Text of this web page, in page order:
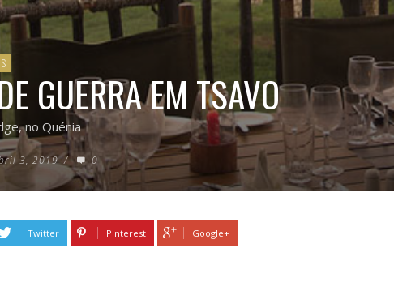
GUERRA EM TSAVO
no Quénia
3, 2019 / 0
Twitter Pinterest Google+